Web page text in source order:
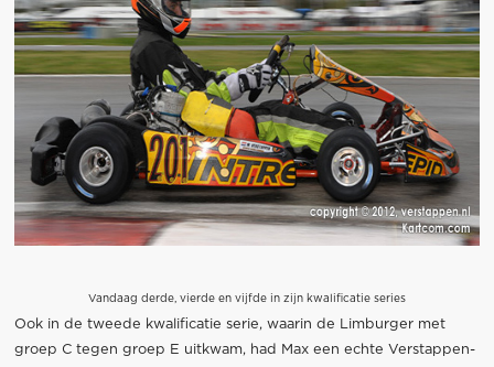
Vandaag derde, vierde en vijfde in zijn kwalificatie series
Ook in de tweede kwalificatie serie, waarin de Limburger met
groep C tegen groep E uitkwam, had Max een echte Verstappen-